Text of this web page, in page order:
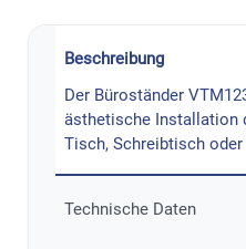
Beschreibung
Der Büroständer
ästhetische Installation
Tisch, Schreibtisch oder
Technische Daten